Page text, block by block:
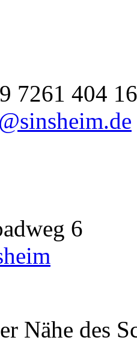
7261 404
6
Nähe des